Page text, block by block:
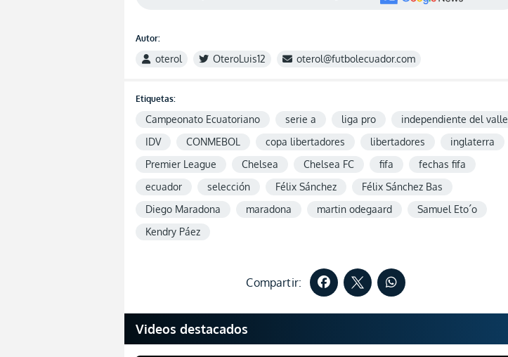
Autor:
oterol OteroLuis12 oterol@futbolecuador.com
Etiquetas:
Campeonato Ecuatoriano serie a liga pro
independiente del valle
IDV
CONMEBOL copa libertadores libertadores
inglaterra
Premier League
Chelsea Chelsea FC fifa
fechas fifa
ecuador
selección Félix Sánchez
Félix Sánchez Bas
Diego Maradona
maradona martin odegaard
Samuel Eto´o
Kendry Páez
Compartir:
Videos destacados